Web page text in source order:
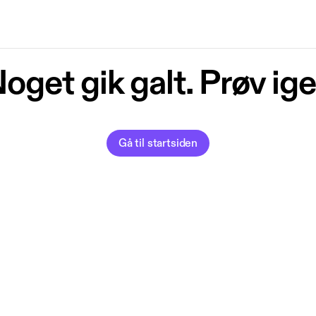
gik galt. Prøv
Gå til startsiden